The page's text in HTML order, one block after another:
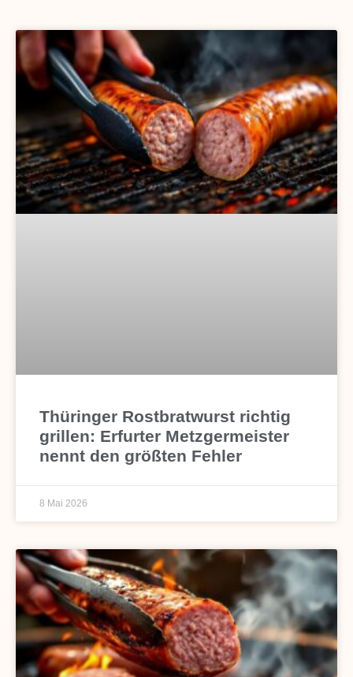
Thüringer Rostbratwurst richtig
grillen: Erfurter Metzgermeister
nennt den größten Fehler
8 Mai 2026